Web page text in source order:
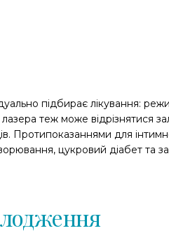
підбирає лікування:
теж може відрізнятися
Протипоказаннями для
цукровий діабет та